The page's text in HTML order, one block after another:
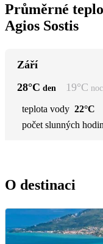
Průměrné
Agios Sostis
Září
28°C den 19°C noc
teplota vody 22°C
počet slunných hodin
O destinaci